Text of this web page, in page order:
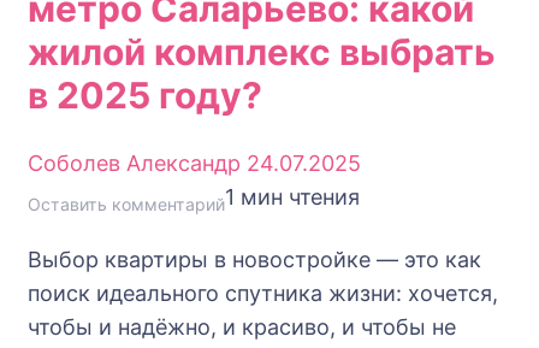
жилой комплекс выбрать
в 2025 году?
Соболев Александр 24.07.2025
Оставить комментарийк
новостроек
у
метро
1 мин чтения
Выбор квартиры в новостройке — это как
поиск идеального спутника жизни: хочется,
чтобы и надёжно, и красиво, и чтобы не